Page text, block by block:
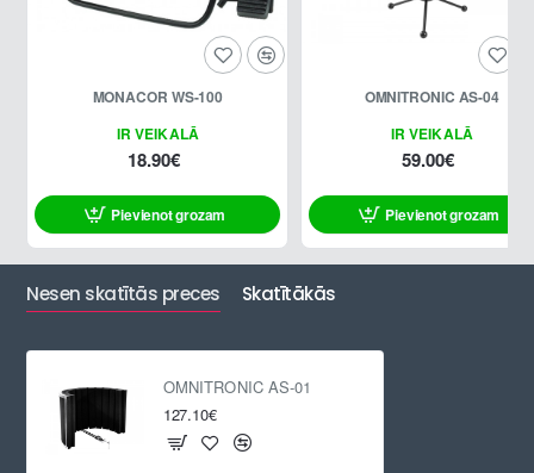
IR VEIKALĀ
MONACOR WS-100
18.90€
Pievienot grozam
IR VEIKALĀ
OMNITRONIC AS-04
59.00€
Pievienot grozam
Nesen skatītās preces Skatītākās
OMNITRONIC AS-01
127.10€